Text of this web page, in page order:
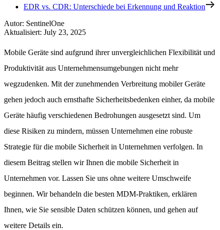
EDR vs. CDR: Unterschiede bei Erkennung und Reaktion
Autor: SentinelOne
Aktualisiert: July 23, 2025
Mobile Geräte sind aufgrund ihrer unvergleichlichen Flexibilität und
Produktivität aus Unternehmensumgebungen nicht mehr
wegzudenken. Mit der zunehmenden Verbreitung mobiler Geräte
gehen jedoch auch ernsthafte Sicherheitsbedenken einher, da mobile
Geräte häufig verschiedenen Bedrohungen ausgesetzt sind. Um
diese Risiken zu mindern, müssen Unternehmen eine robuste
Strategie für die mobile Sicherheit in Unternehmen verfolgen. In
diesem Beitrag stellen wir Ihnen die mobile Sicherheit in
Unternehmen vor. Lassen Sie uns ohne weitere Umschweife
beginnen. Wir behandeln die besten MDM-Praktiken, erklären
Ihnen, wie Sie sensible Daten schützen können, und gehen auf
weitere Details ein.